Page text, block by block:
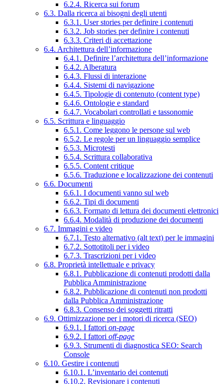
6.2.4. Ricerca sui forum
6.3. Dalla ricerca ai bisogni degli utenti
6.3.1. User stories per definire i contenuti
6.3.2. Job stories per definire i contenuti
6.3.3. Criteri di accettazione
6.4. Architettura dell’informazione
6.4.1. Definire l’architettura dell’informazione
6.4.2. Alberatura
6.4.3. Flussi di interazione
6.4.4. Sistemi di navigazione
6.4.5. Tipologie di contenuto (content type)
6.4.6. Ontologie e standard
6.4.7. Vocabolari controllati e tassonomie
6.5. Scrittura e linguaggio
6.5.1. Come leggono le persone sul web
6.5.2. Le regole per un linguaggio semplice
6.5.3. Microtesti
6.5.4. Scrittura collaborativa
6.5.5. Content critique
6.5.6. Traduzione e localizzazione dei contenuti
6.6. Documenti
6.6.1. I documenti vanno sul web
6.6.2. Tipi di documenti
6.6.3. Formato di lettura dei documenti elettronici
6.6.4. Modalità di produzione dei documenti
6.7. Immagini e video
6.7.1. Testo alternativo (alt text) per le immagini
6.7.2. Sottotitoli per i video
6.7.3. Trascrizioni per i video
6.8. Proprietà intellettuale e privacy
6.8.1. Pubblicazione di contenuti prodotti dalla
Pubblica Amministrazione
6.8.2. Pubblicazione di contenuti non prodotti
dalla Pubblica Amministrazione
6.8.3. Consenso dei soggetti ritratti
6.9. Ottimizzazione per i motori di ricerca (SEO)
6.9.1. I fattori on-page
6.9.2. I fattori off-page
6.9.3. Strumenti di diagnostica SEO: Search
Console
6.10. Gestire i contenuti
6.10.1. L’inventario dei contenuti
6.10.2. Revisionare i contenuti